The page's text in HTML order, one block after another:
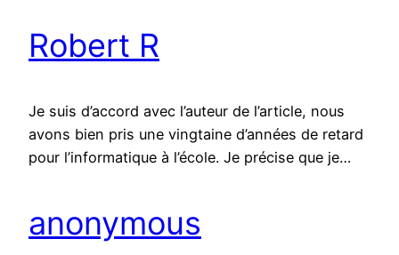
Robert R
Je suis d’accord avec l’auteur de l’article, nous
avons bien pris une vingtaine d’années de retard
pour l’informatique à l’école. Je précise que je…
anonymous